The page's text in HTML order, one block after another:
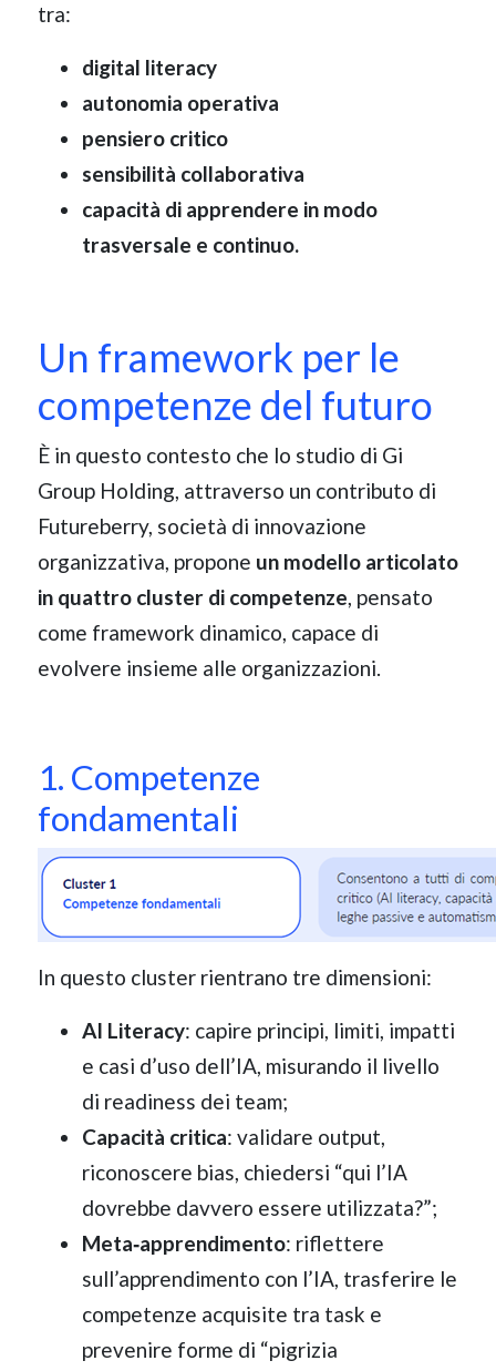
tra:
digital literacy
autonomia operativa
pensiero critico
sensibilità collaborativa
capacità di apprendere in modo
trasversale e continuo.
Un framework per le
competenze del futuro
È in questo contesto che lo studio di Gi
Group Holding, attraverso un contributo di
Futureberry, società di innovazione
organizzativa, propone un modello articolato
in quattro cluster di competenze, pensato
come framework dinamico, capace di
evolvere insieme alle organizzazioni.
1. Competenze
fondamentali
In questo cluster rientrano tre dimensioni:
AI Literacy: capire principi, limiti, impatti
e casi d’uso dell’IA, misurando il livello
di readiness dei team;
Capacità critica: validare output,
riconoscere bias, chiedersi “qui l’IA
dovrebbe davvero essere utilizzata?”;
Meta‑apprendimento: riflettere
sull’apprendimento con l’IA, trasferire le
competenze acquisite tra task e
prevenire forme di “pigrizia